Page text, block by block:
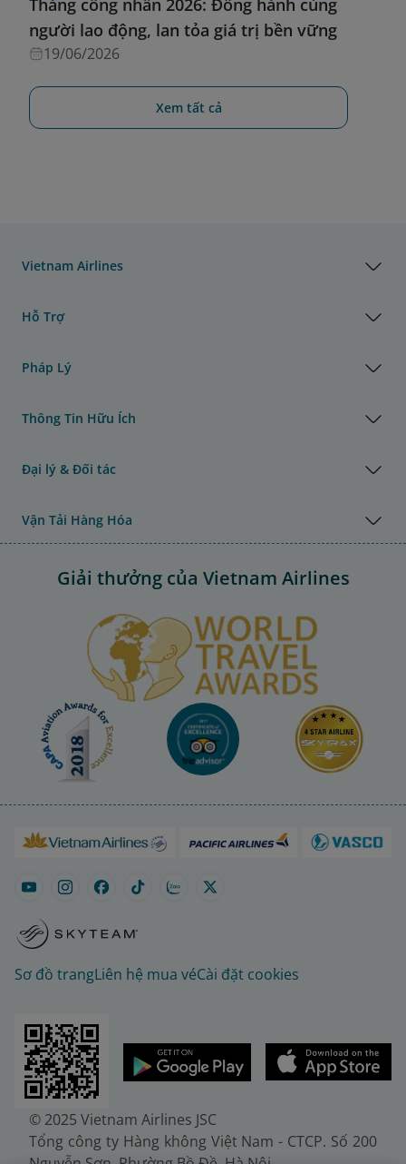
người lao động, lan tỏa giá trị bền vững
19/06/2026
Xem tất cả
Vietnam Airlines
Hỗ Trợ
Pháp Lý
Thông Tin Hữu Ích
Đại lý & Đối tác
Vận Tải Hàng Hóa
Giải thưởng của Vietnam Airlines
Sơ đồ trangLiên hệ mua véCài đặt cookies
© 2025 Vietnam Airlines JSC
Tổng công ty Hàng không Việt Nam - CTCP. Số 200